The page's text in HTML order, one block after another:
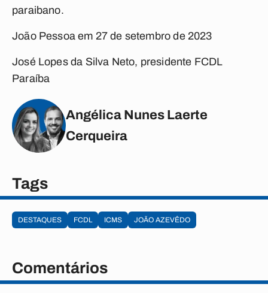
paraibano.
João Pessoa em 27 de setembro de 2023
José Lopes da Silva Neto, presidente FCDL
Paraíba
Angélica Nunes Laerte
Cerqueira
Tags
DESTAQUES FCDL ICMS JOÃO AZEVÊDO
Comentários